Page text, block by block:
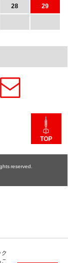
28
29
TOP
reserved.